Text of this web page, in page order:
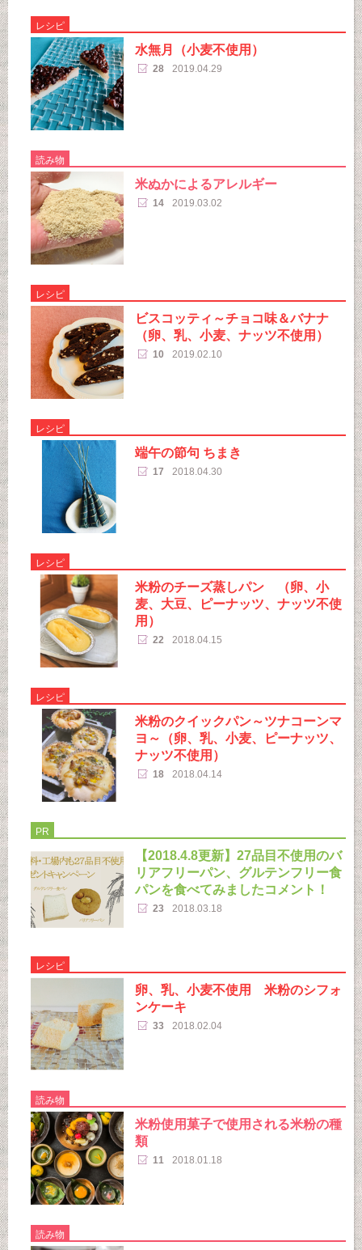
レシピ
水無月（小麦不使用）
28 2019.04.29
読み物
米ぬかによるアレルギー
14 2019.03.02
レシピ
ビスコッティ～チョコ味＆バナナ
（卵、乳、小麦、ナッツ不使用）
10 2019.02.10
レシピ
端午の節句 ちまき
17 2018.04.30
レシピ
米粉のチーズ蒸しパン （卵、小
麦、大豆、ピーナッツ、ナッツ不使
用）
22 2018.04.15
レシピ
米粉のクイックパン～ツナコーンマ
ヨ～（卵、乳、小麦、ピーナッツ、
ナッツ不使用）
18 2018.04.14
PR
【2018.4.8更新】27品目不使用のバ
リアフリーパン、グルテンフリー食
パンを食べてみましたコメント！
23 2018.03.18
レシピ
卵、乳、小麦不使用 米粉のシフォ
ンケーキ
33 2018.02.04
読み物
米粉使用菓子で使用される米粉の種
類
11 2018.01.18
読み物